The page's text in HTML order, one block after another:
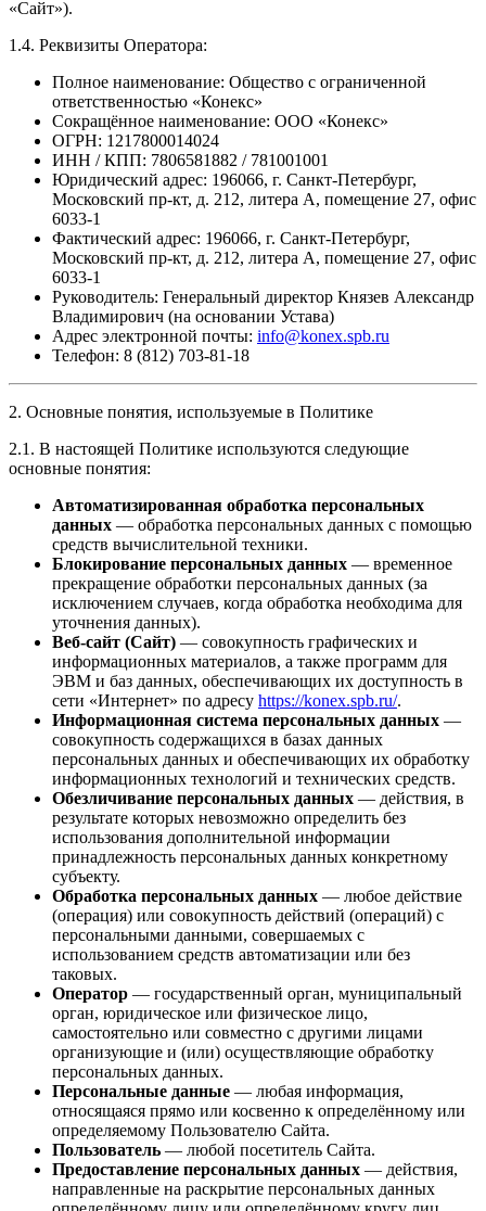
«Сайт»).
1.4. Реквизиты Оператора:
Полное наименование: Общество с ограниченной
ответственностью «Конекс»
Сокращённое наименование: ООО «Конекс»
ОГРН: 1217800014024
ИНН / КПП: 7806581882 / 781001001
Юридический адрес: 196066, г. Санкт-Петербург,
Московский пр-кт, д. 212, литера А, помещение 27, офис
6033-1
Фактический адрес: 196066, г. Санкт-Петербург,
Московский пр-кт, д. 212, литера А, помещение 27, офис
6033-1
Руководитель: Генеральный директор Князев Александр
Владимирович (на основании Устава)
Адрес электронной почты: info@konex.spb.ru
Телефон: 8 (812) 703-81-18
2. Основные понятия, используемые в Политике
2.1. В настоящей Политике используются следующие
основные понятия:
Автоматизированная обработка персональных
данных — обработка персональных данных с помощью
средств вычислительной техники.
Блокирование персональных данных — временное
прекращение обработки персональных данных (за
исключением случаев, когда обработка необходима для
уточнения данных).
Веб-сайт (Сайт) — совокупность графических и
информационных материалов, а также программ для
ЭВМ и баз данных, обеспечивающих их доступность в
сети «Интернет» по адресу https://konex.spb.ru/.
Информационная система персональных данных —
совокупность содержащихся в базах данных
персональных данных и обеспечивающих их обработку
информационных технологий и технических средств.
Обезличивание персональных данных — действия, в
результате которых невозможно определить без
использования дополнительной информации
принадлежность персональных данных конкретному
субъекту.
Обработка персональных данных — любое действие
(операция) или совокупность действий (операций) с
персональными данными, совершаемых с
использованием средств автоматизации или без
таковых.
Оператор — государственный орган, муниципальный
орган, юридическое или физическое лицо,
самостоятельно или совместно с другими лицами
организующие и (или) осуществляющие обработку
персональных данных.
Персональные данные — любая информация,
относящаяся прямо или косвенно к определённому или
определяемому Пользователю Сайта.
Пользователь — любой посетитель Сайта.
Предоставление персональных данных — действия,
направленные на раскрытие персональных данных